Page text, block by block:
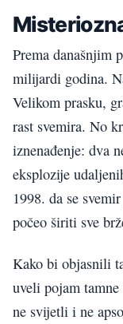
Prema današnjim
milijardi godina.
Velikom prasku,
rast svemira. No
iznenađenje: dva
eksplozije
1998. da se
počeo širiti sve
Kako bi objasnili
uveli pojam
ne svijetli i ne